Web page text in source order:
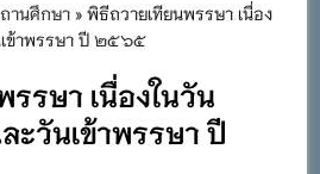
รจัดทำแผนพัฒนาการจัดการศึกษาและ
รประจำปีของโรงเรียนในสังกัด
พื้นที่การศึกษาประถมศึกษาภูเก็ต
งราชสักการะ วางพานพุ่ม และจุด
ระพรชัยมงคล เนื่องในโอกาสวันเฉลิม
านศึกษา » พิธีถวายเทียนพรรษา เนื่อง
ข้าพรรษา ปี ๒๕๖๕
รษา เนื่องในวัน
ะวันเข้าพรรษา ปี